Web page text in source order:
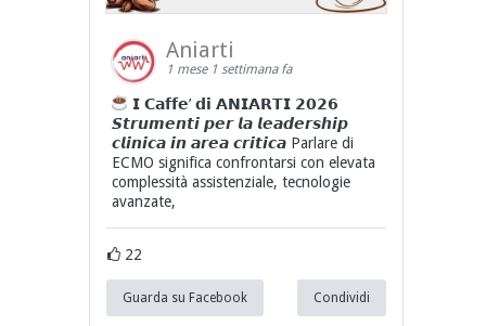
Aniarti
1 mese 1 settimana fa
𝗜 𝗖𝗮𝗳𝗳𝗲’ 𝗱𝗶 𝗔𝗡𝗜𝗔𝗥𝗧𝗜 𝟮𝟬𝟮𝟲
𝙎𝙩𝙧𝙪𝙢𝙚𝙣𝙩𝙞 𝙥𝙚𝙧 𝙡𝙖 𝙡𝙚𝙖𝙙𝙚𝙧𝙨𝙝𝙞𝙥
𝙘𝙡𝙞𝙣𝙞𝙘𝙖 𝙞𝙣 𝙖𝙧𝙚𝙖 𝙘𝙧𝙞𝙩𝙞𝙘𝙖 Parlare di
ECMO significa confrontarsi con elevata
complessità assistenziale, tecnologie
avanzate,
22
Guarda su Facebook Condividi